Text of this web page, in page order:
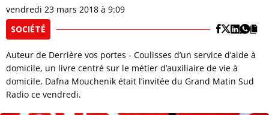
vendredi 23 mars 2018 à 9:09
SOCIÉTÉ
Auteur de Derrière vos portes - Coulisses d’un service d’aide à
domicile, un livre centré sur le métier d’auxiliaire de vie à
domicile, Dafna Mouchenik était l’invitée du Grand Matin Sud
Radio ce vendredi.